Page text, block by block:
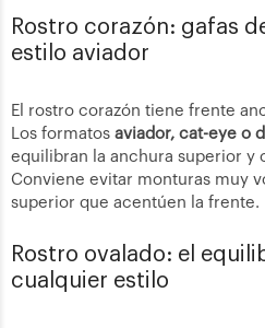
Rostro corazón: gafas
estilo aviador
El rostro corazón tiene frente
Los formatos aviador, cat-eye o
equilibran la anchura superior y
Conviene evitar monturas muy
superior que acentúen la frente.
Rostro ovalado: el
cualquier estilo